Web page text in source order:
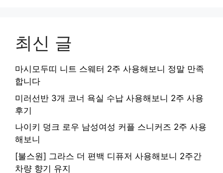
최신 글
마시모두띠 니트 스웨터 2주 사용해보니 정말 만족
합니다
미러선반 3개 코너 욕실 수납 사용해보니 2주 사용
후기
나이키 덩크 로우 남성여성 커플 스니커즈 2주 사용
해보니
[불스원] 그라스 더 편백 디퓨저 사용해보니 2주간
차량 향기 유지